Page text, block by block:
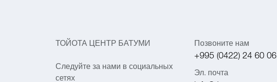
ТОЙОТА ЦЕНТР БАТУМИ
Следуйте за нами в социальных
сетях
Позвоните нам
+995 (0422) 24 60 06
Эл. почта